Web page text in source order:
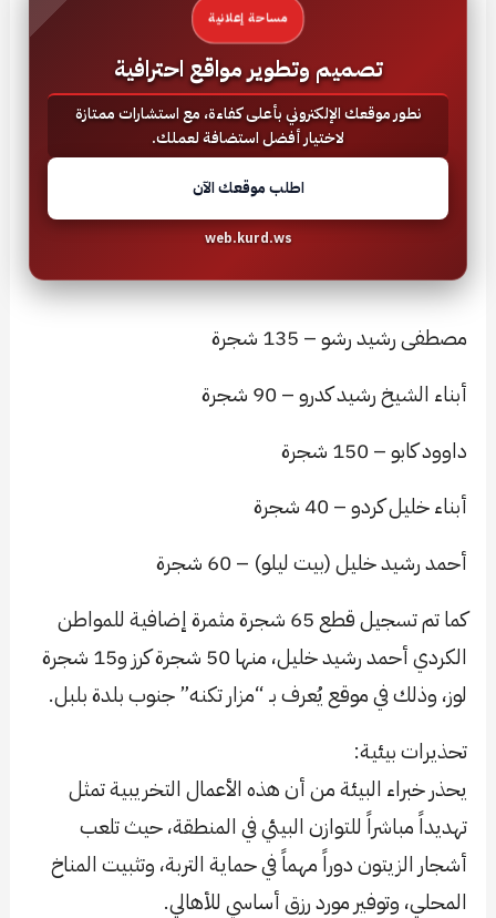
مساحة إعلانية
تصميم وتطوير مواقع احترافية
نطور موقعك الإلكتروني بأعلى كفاءة، مع استشارات ممتازة
لاختيار أفضل استضافة لعملك.
اطلب موقعك الآن
web.kurd.ws
مصطفى رشيد رشو – 135 شجرة
أبناء الشيخ رشيد كدرو – 90 شجرة
داوود كابو – 150 شجرة
أبناء خليل كردو – 40 شجرة
أحمد رشيد خليل (بيت ليلو) – 60 شجرة
كما تم تسجيل قطع 65 شجرة مثمرة إضافية للمواطن
الكردي أحمد رشيد خليل، منها 50 شجرة كرز و15 شجرة
لوز، وذلك في موقع يُعرف بـ “مزار تكنه” جنوب بلدة بلبل.
تحذيرات بيئية:
يحذر خبراء البيئة من أن هذه الأعمال التخريبية تمثل
تهديداً مباشراً للتوازن البيئي في المنطقة، حيث تلعب
أشجار الزيتون دوراً مهماً في حماية التربة، وتثبيت المناخ
المحلي، وتوفير مورد رزق أساسي للأهالي.